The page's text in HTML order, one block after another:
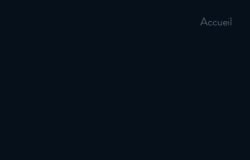
Accueil